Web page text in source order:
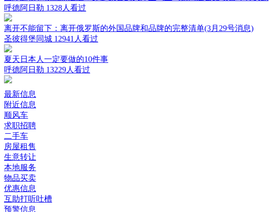
呼德阿日勒 1328人看过
离开不能留下：离开俄罗斯的外国品牌和品牌的完整清单(3月29号消息)
圣彼得堡同城 12941人看过
夏天日本人一定要做的10件事
呼德阿日勒 13229人看过
最新信息
附近信息
顺风车
求职招聘
二手车
房屋租售
生意转让
本地服务
物品买卖
优惠信息
互助打听吐槽
预警信息